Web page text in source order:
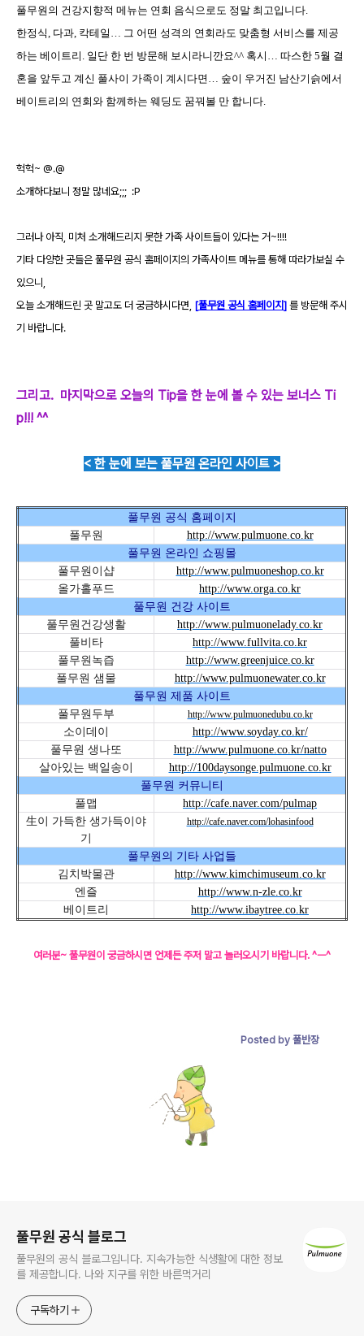
풀무원의 건강지향적 메뉴는 연회 음식으로도 정말 최고입니다.
한정식, 다과, 칵테일… 그 어떤 성격의 연회라도 맞춤형 서비스를 제공
하는 베이트리 . 일단 한 번 방문해 보시라니깐요^^ 혹시… 따스한 5월 결
혼을 앞두고 계신 풀사이 가족이 계시다면… 숲이 우거진 남산기슭에서
베이트리의 연회와 함께하는 웨딩도 꿈꿔볼 만 합니다.
헉헉~ @.@
소개하다보니 정말 많네요;;; :P
그러나 아직, 미처 소개해드리지 못한 가족 사이트들이 있다는 거~!!!!
기타 다양한 곳들은 풀무원 공식 홈페이지의 가족사이트 메뉴를 통해 따라가보실 수
있으니,
오늘 소개해드린 곳 말고도 더 궁금하시다면, [풀무원 공식 홈페이지] 를 방문해 주시
기 바랍니다.
그리고. 마지막으로 오늘의 Tip을 한 눈에 볼 수 있는 보너스 Ti
p!!! ^^
< 한 눈에 보는 풀무원 온라인 사이트 >
풀무원 공식 홈페이지
풀무원
http://www.pulmuone.co.kr
풀무원 온라인 쇼핑몰
풀무원이샵
http://www.pulmuoneshop.co.kr
올가홀푸드
http://www.orga.co.kr
풀무원 건강 사이트
풀무원건강생활
http://www.pulmuonelady.co.kr
풀비타
http://www.fullvita.co.kr
풀무원녹즙
http://www.greenjuice.co.kr
풀무원 샘물
http://www.pulmuonewater.co.kr
풀무원 제품 사이트
풀무원두부
http://www.pulmuonedubu.co.kr
소이데이
http://www.soyday.co.kr/
풀무원 생나또
http://www.pulmuone.co.kr/natto
살아있는 백일송이
http://100daysonge.pulmuone.co.kr
풀무원 커뮤니티
풀맵
http://cafe.naver.com/pulmap
生이 가득한 생가득이야
기
http://cafe.naver.com/lohasinfood
풀무원의 기타 사업들
김치박물관
http://www.kimchimuseum.co.kr
엔즐
http://www.n-zle.co.kr
베이트리
http://www.ibaytree.co.kr
여러분~ 풀무원이 궁금하시면 언제든 주저 말고 놀러오시기 바랍니다. ^ㅡ^
Posted by 풀반장
풀무원 공식 블로그
풀무원의 공식 블로그입니다. 지속가능한 식생활에 대한 정보
를 제공합니다. 나와 지구를 위한 바른먹거리
구독하기